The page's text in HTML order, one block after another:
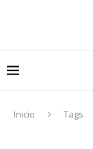
Inicio Tags